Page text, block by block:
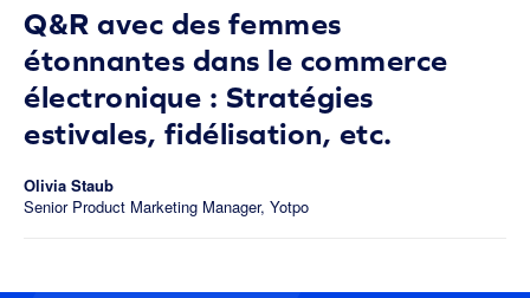
Q&R avec des femmes
étonnantes dans le commerce
électronique : Stratégies
estivales, fidélisation, etc.
Olivia Staub
Senior Product Marketing Manager, Yotpo